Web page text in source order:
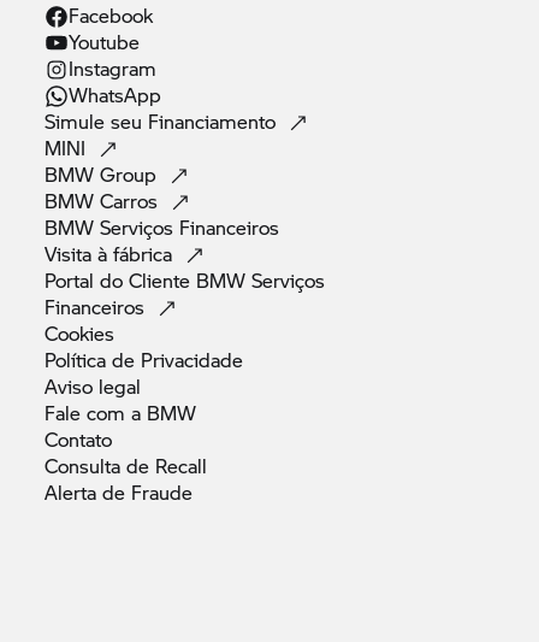
Facebook
Youtube
Instagram
WhatsApp
Simule seu Financiamento
MINI
BMWGroup
BMWCarros
BMW Serviços Financeiros
Visita àfábrica
Portal do Cliente BMW Serviços
Financeiros
Cookies
Política de Privacidade
Aviso legal
Fale com a BMW
Contato
Consulta de Recall
Alerta de Fraude